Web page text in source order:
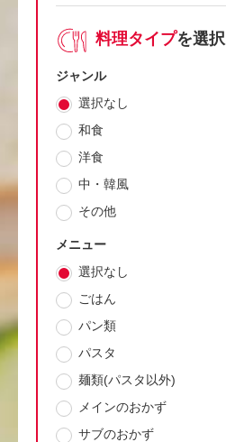
料理タイプを選択
ジャンル
選択なし
和食
洋食
中・韓風
その他
メニュー
選択なし
ごはん
パン類
パスタ
麺類(パスタ以外)
メインのおかず
サブのおかず